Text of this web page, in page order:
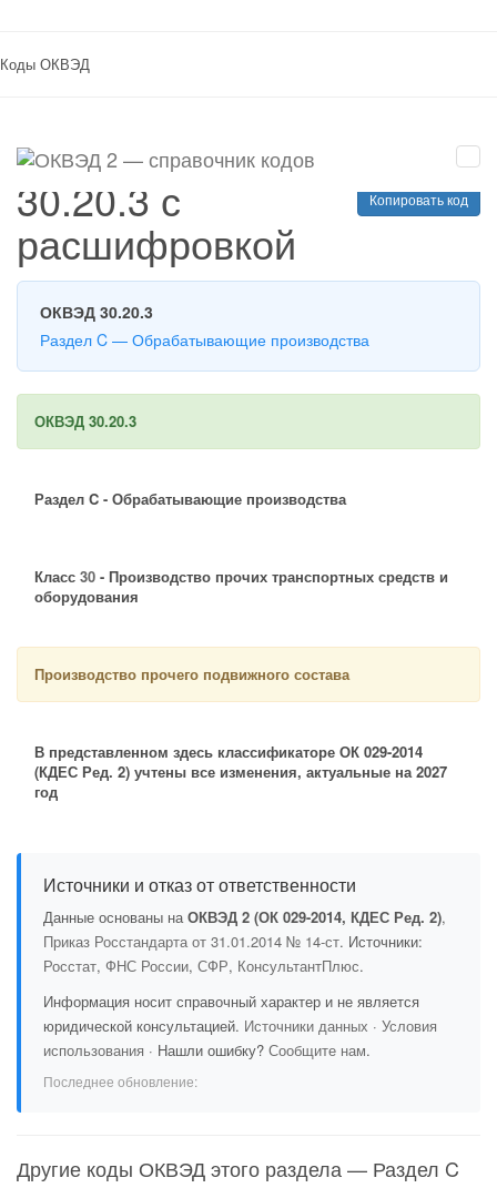
Коды ОКВЭД
Код ОКВЭД
30.20.3 с
расшифровкой
Копировать код
ОКВЭД 30.20.3
Раздел C — Обрабатывающие производства
ОКВЭД 30.20.3
Раздел C - Обрабатывающие производства
Класс 30 - Производство прочих транспортных средств и
оборудования
Производство прочего подвижного состава
В представленном здесь классификаторе ОК 029-2014
(КДЕС Ред. 2) учтены все изменения, актуальные на 2027
год
Источники и отказ от ответственности
Данные основаны наОКВЭД 2 (ОК 029-2014, КДЕС Ред. 2),
Приказ Росстандарта от 31.01.2014 № 14-ст. Источники:
Росстат, ФНС России, СФР, КонсультантПлюс.
Информация носит справочный характер и не является
юридической консультацией. Источники данных · Условия
использования · Нашли ошибку? Сообщите нам.
Последнее обновление:
Другие коды ОКВЭД этого раздела — Раздел C